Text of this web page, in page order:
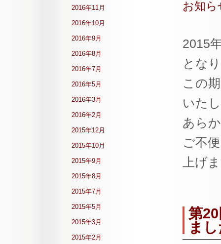
お知ら
2015
とな
この
いた
あら
ご不
上げ
第
ま
2016年11月
2016年10月
2016年9月
2016年8月
2016年7月
2016年5月
2016年3月
2016年2月
2015年12月
2015年10月
2015年9月
2015年8月
2015年7月
2015年5月
2015年3月
2015年2月